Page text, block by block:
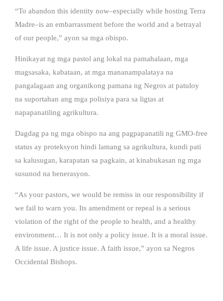
“To abandon this identity now–especially while hosting Terra
Madre–is an embarrassment before the world and a betrayal
of our people,” ayon sa mga obispo.
Hinikayat ng mga pastol ang lokal na pamahalaan, mga
magsasaka, kabataan, at mga mananampalataya na
pangalagaan ang organikong pamana ng Negros at patuloy
na suportahan ang mga polisiya para sa ligtas at
napapanatiling agrikultura.
Dagdag pa ng mga obispo na ang pagpapanatili ng GMO-free
status ay proteksyon hindi lamang sa agrikultura, kundi pati
sa kalusugan, karapatan sa pagkain, at kinabukasan ng mga
susunod na henerasyon.
“As your pastors, we would be remiss in our responsibility if
we fail to warn you. Its amendment or repeal is a serious
violation of the right of the people to health, and a healthy
environment… It is not only a policy issue. It is a moral issue.
A life issue. A justice issue. A faith issue,” ayon sa Negros
Occidental Bishops.